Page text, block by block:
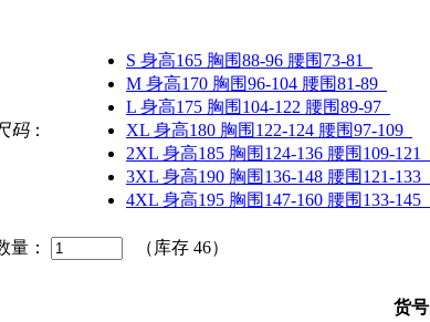
码：
S 身高165 胸围88-96 腰围73-81
M 身高170 胸围96-104 腰围81-89
L 身高175 胸围104-122 腰围89-97
XL 身高180 胸围122-124 腰围97-109
2XL 身高185 胸围124-136 腰围109-121
3XL 身高190 胸围136-148 腰围121-133
4XL 身高195 胸围147-160 腰围133-145
量： （库存 46）
货号